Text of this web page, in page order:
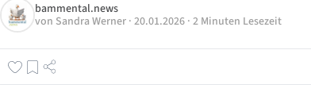
bammental.news
von Sandra Werner · 20.01.2026 · 2 Minuten Lesezeit